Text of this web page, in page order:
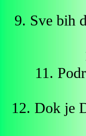
9. Sve bih
11.
12. Dok je